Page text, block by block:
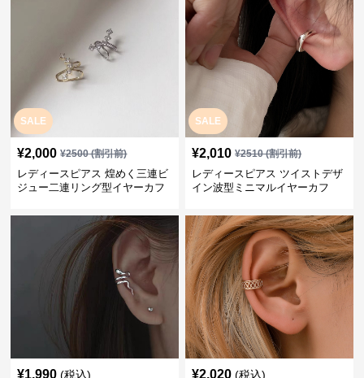
SALE
¥2,000 ¥2500(割引前)
レディースピアス 煌めく三連ビ
ジュー二連リング型イヤーカフ
SALE
¥2,010 ¥2510(割引前)
レディースピアス ツイストデザ
イン波型ミニマルイヤーカフ
¥1,990 (税込) ¥2,020 (税込)